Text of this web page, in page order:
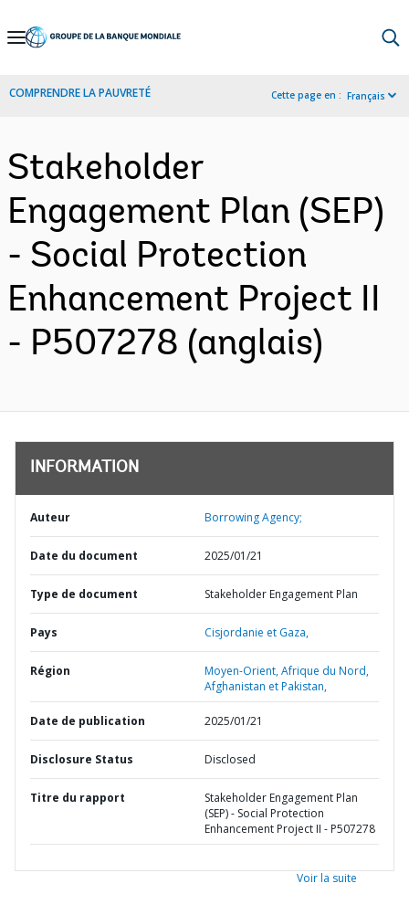
Skip
Navigation
COMPRENDRE LA PAUVRETÉ Cette page en : Français
Stakeholder
Engagement Plan (SEP)
- Social Protection
Enhancement Project II
- P507278 (anglais)
INFORMATION
Auteur Borrowing Agency;
Date du document 2025/01/21
Type de document Stakeholder Engagement Plan
Pays Cisjordanie et Gaza,
Région
Moyen-Orient, Afrique du Nord,
Afghanistan et Pakistan,
Date de publication 2025/01/21
Disclosure Status Disclosed
Titre du rapport
Stakeholder Engagement Plan
(SEP) - Social Protection
Enhancement Project II - P507278
Voir la suite